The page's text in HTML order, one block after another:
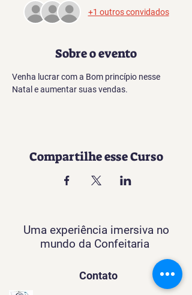
+1 outros convidados
Sobre o evento
Venha lucrar com a Bom princípio nesse
Natal e aumentar suas vendas.
Compartilhe esse Curso
Uma experiência imersiva no
mundo da Confeitaria
Contato